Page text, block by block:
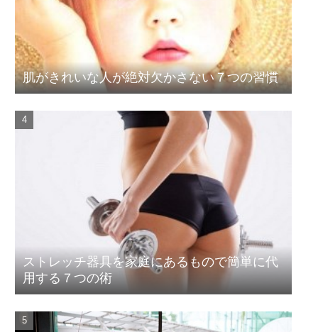
肌がきれいな人が絶対欠かさない７つの習慣
ストレッチ器具を家庭にあるもので簡単に代
用する７つの術